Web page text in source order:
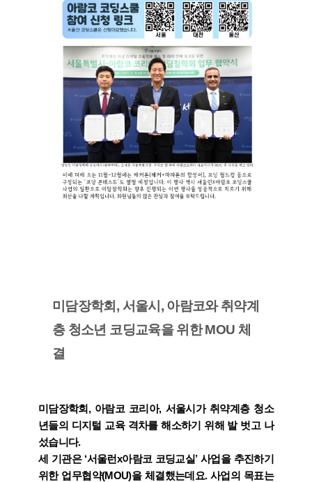
미담장학회, 서울시, 아람코와 취약계
층 청소년 코딩교육을 위한 MOU 체
결
미담장학회, 아람코 코리아, 서울시가 취약계층 청소
년들의 디지털 교육 격차를 해소하기 위해 발 벗고 나
섰습니다.
세 기관은 ‘서울런x아람코 코딩교실’ 사업을 추진하기
위한 업무협약(MOU)을 체결했는데요. 사업의 목표는